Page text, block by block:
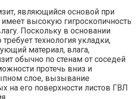
являющийся основой при
имеет высокую гигроскопичность
Поскольку в основании
технология укладки,
материал, влага,
обычно по стенам от соседей
протечь вниз и
слое, вызывание
на его поверхности листов ГВЛ